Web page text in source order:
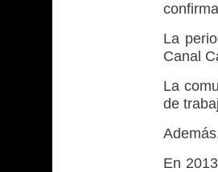
La
Canal
La
de
En